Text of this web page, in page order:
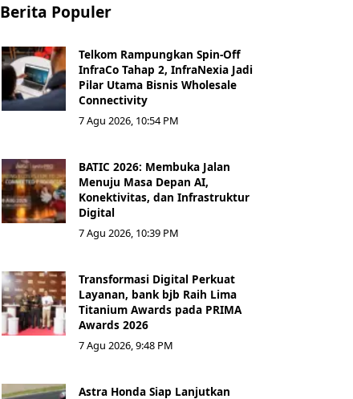
Berita Populer
Telkom Rampungkan Spin-Off
InfraCo Tahap 2, InfraNexia Jadi
Pilar Utama Bisnis Wholesale
Connectivity
7 Agu 2026, 10:54 PM
BATIC 2026: Membuka Jalan
Menuju Masa Depan AI,
Konektivitas, dan Infrastruktur
Digital
7 Agu 2026, 10:39 PM
Transformasi Digital Perkuat
Layanan, bank bjb Raih Lima
Titanium Awards pada PRIMA
Awards 2026
7 Agu 2026, 9:48 PM
Astra Honda Siap Lanjutkan